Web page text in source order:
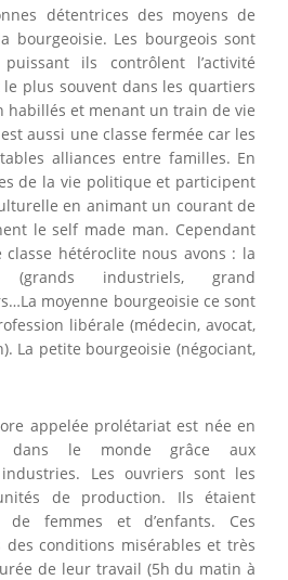
détentrices des moyens de
bourgeoisie. Les bourgeois sont
ils contrôlent l’activité
plus souvent dans les quartiers
habillés et menant un train de vie
aussi une classe fermée car les
alliances entre familles. En
de la vie politique et participent
en animant un courant de
le self made man. Cependant
hétéroclite nous avons : la
(grands industriels, grand
moyenne bourgeoisie ce sont
libérale (médecin, avocat,
La petite bourgeoisie (négociant,
appelée prolétariat est née en
dans le monde grâce aux
Les ouvriers sont les
de production. Ils étaient
de femmes et d’enfants. Ces
conditions misérables et très
de leur travail (5h du matin à